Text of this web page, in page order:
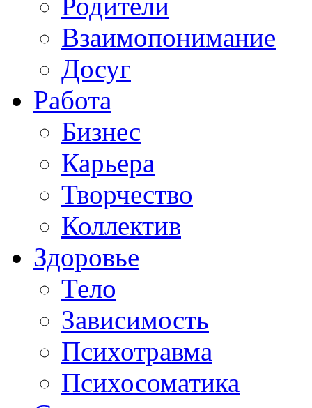
Родители
Взаимопонимание
Досуг
Работа
Бизнес
Карьера
Творчество
Коллектив
Здоровье
Тело
Зависимость
Психотравма
Психосоматика